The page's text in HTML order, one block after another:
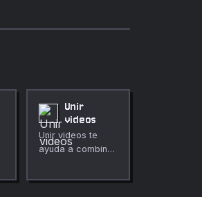
Unir
videos
Unir videos te
ayuda a combinar
orden que elijas